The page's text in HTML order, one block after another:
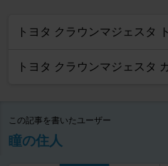
トヨタ クラウンマジェスタ
トヨタ クラウンマジェスタ
この記事を書いたユーザー
瞳の住人